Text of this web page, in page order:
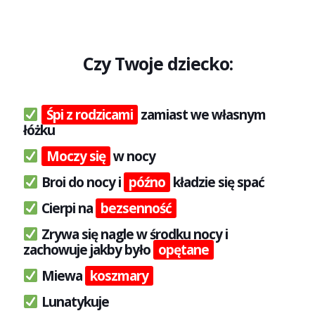
Czy Twoje dziecko:
Śpi z rodzicami zamiast we własnym
łóżku
Moczy się w nocy
Broi do nocy i późno kładzie się spać
Cierpi na bezsenność
Zrywa się nagle w środku nocy i
zachowuje jakby było opętane
Miewa koszmary
Lunatykuje